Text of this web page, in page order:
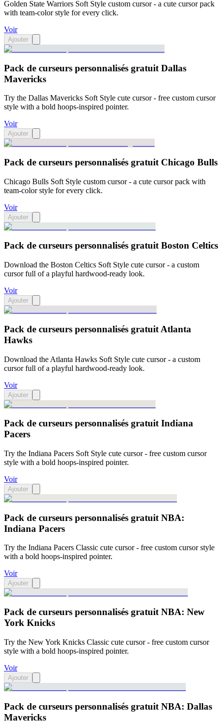
Golden State Warriors Soft Style custom cursor - a cute cursor pack
with team-color style for every click.
Voir
Ajouter
Pack de curseurs personnalisés gratuit Dallas
Mavericks
Try the Dallas Mavericks Soft Style cute cursor - free custom cursor
style with a bold hoops-inspired pointer.
Voir
Ajouter
Pack de curseurs personnalisés gratuit Chicago Bulls
Chicago Bulls Soft Style custom cursor - a cute cursor pack with
team-color style for every click.
Voir
Ajouter
Pack de curseurs personnalisés gratuit Boston Celtics
Download the Boston Celtics Soft Style cute cursor - a custom
cursor full of a playful hardwood-ready look.
Voir
Ajouter
Pack de curseurs personnalisés gratuit Atlanta
Hawks
Download the Atlanta Hawks Soft Style cute cursor - a custom
cursor full of a playful hardwood-ready look.
Voir
Ajouter
Pack de curseurs personnalisés gratuit Indiana
Pacers
Try the Indiana Pacers Soft Style cute cursor - free custom cursor
style with a bold hoops-inspired pointer.
Voir
Ajouter
Pack de curseurs personnalisés gratuit NBA:
Indiana Pacers
Try the Indiana Pacers Classic cute cursor - free custom cursor style
with a bold hoops-inspired pointer.
Voir
Ajouter
Pack de curseurs personnalisés gratuit NBA: New
York Knicks
Try the New York Knicks Classic cute cursor - free custom cursor
style with a bold hoops-inspired pointer.
Voir
Ajouter
Pack de curseurs personnalisés gratuit NBA: Dallas
Mavericks